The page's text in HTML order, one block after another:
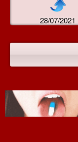
28/07/2021